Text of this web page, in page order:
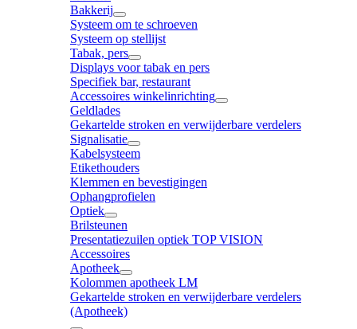
Bakkerij
Systeem om te schroeven
Systeem op stellijst
Tabak, pers
Displays voor tabak en pers
Specifiek bar, restaurant
Accessoires winkelinrichting
Geldlades
Gekartelde stroken en verwijderbare verdelers
Signalisatie
Kabelsysteem
Etikethouders
Klemmen en bevestigingen
Ophangprofielen
Optiek
Brilsteunen
Presentatiezuilen optiek TOP VISION
Accessoires
Apotheek
Kolommen apotheek LM
Gekartelde stroken en verwijderbare verdelers
(Apotheek)